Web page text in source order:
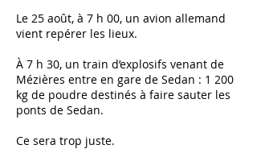
Le 25 août, à 7 h 00, un avion allemand
vient repérer les lieux.
À 7 h 30, un train d’explosifs venant de
Mézières entre en gare de Sedan : 1 200
kg de poudre destinés à faire sauter les
ponts de Sedan.
Ce sera trop juste.